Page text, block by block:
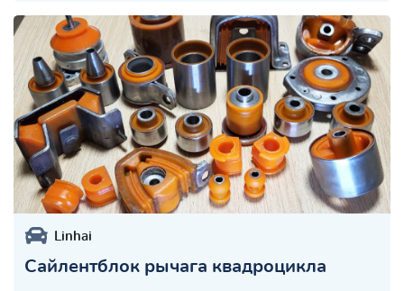
Linhai
Сайлентблок рычага квадроцикла